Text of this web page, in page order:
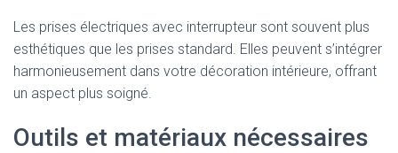
Les prises électriques avec interrupteur sont souvent plus
esthétiques que les prises standard. Elles peuvent s’intégrer
harmonieusement dans votre décoration intérieure, offrant
un aspect plus soigné.
Outils et matériaux nécessaires